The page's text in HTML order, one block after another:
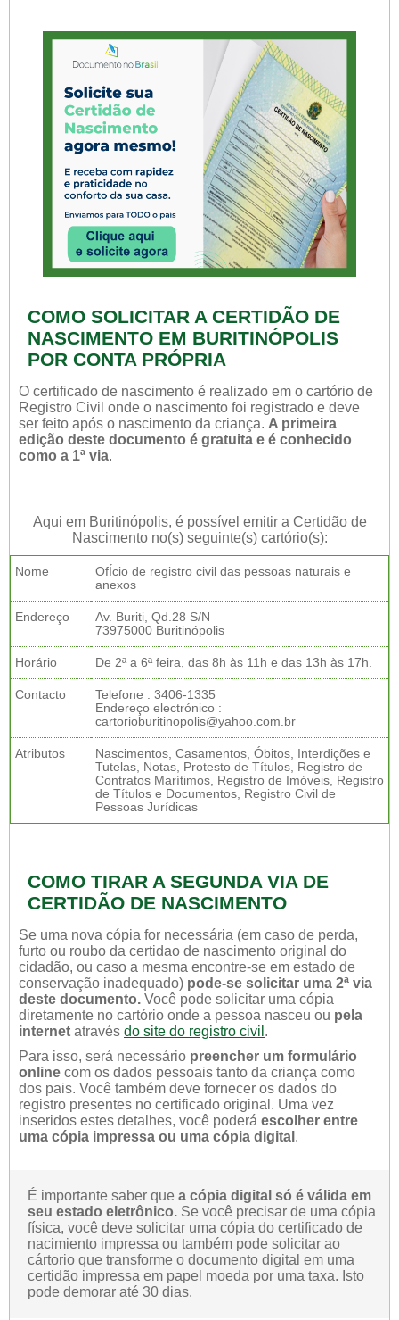
COMO SOLICITAR A CERTIDÃO DE
NASCIMENTO EM BURITINÓPOLIS
POR CONTA PRÓPRIA
O certificado de nascimento é realizado em o cartório de
Registro Civil onde o nascimento foi registrado e deve
ser feito após o nascimento da criança. A primeira
edição deste documento é gratuita e é conhecido
como a 1ª via.
Aqui em Buritinópolis, é possível emitir a Certidão de
Nascimento no(s) seguinte(s) cartório(s):
Nome
OfÍcio de registro civil das pessoas naturais e
anexos
Endereço
Av. Buriti, Qd.28 S/N
73975000 Buritinópolis
Horário De 2ª a 6ª feira, das 8h às 11h e das 13h às 17h.
Contacto
Telefone : 3406-1335
Endereço electrónico :
cartorioburitinopolis@yahoo.com.br
Atributos
Nascimentos, Casamentos, Óbitos, Interdições e
Tutelas, Notas, Protesto de Títulos, Registro de
Contratos Marítimos, Registro de Imóveis, Registro
de Títulos e Documentos, Registro Civil de
Pessoas Jurídicas
COMO TIRAR A SEGUNDA VIA DE
CERTIDÃO DE NASCIMENTO
Se uma nova cópia for necessária (em caso de perda,
furto ou roubo da certidao de nascimento original do
cidadão, ou caso a mesma encontre-se em estado de
conservação inadequado) pode-se solicitar uma 2ª via
deste documento. Você pode solicitar uma cópia
diretamente no cartório onde a pessoa nasceu ou pela
internet através do site do registro civil .
Para isso, será necessário preencher um formulário
online com os dados pessoais tanto da criança como
dos pais. Você também deve fornecer os dados do
registro presentes no certificado original. Uma vez
inseridos estes detalhes, você poderá escolher entre
uma cópia impressa ou uma cópia digital .
É importante saber que a cópia digital só é válida em
seu estado eletrônico. Se você precisar de uma cópia
física, você deve solicitar uma cópia do certificado de
nacimiento impressa ou também pode solicitar ao
cártorio que transforme o documento digital em uma
certidão impressa em papel moeda por uma taxa. Isto
pode demorar até 30 dias.